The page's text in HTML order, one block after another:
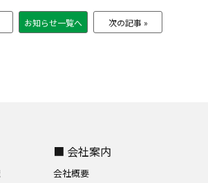
お知らせ一覧へ 次の記事 »
■ 会社案内
会社概要